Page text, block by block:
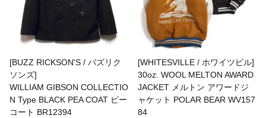
[BUZZ RICKSON'S / バズリク
ソンズ]
WILLIAM GIBSON COLLECTIO
N Type BLACK PEA COAT ピー
コート BR12394
[WHITESVILLE / ホワイツビル]
30oz. WOOL MELTON AWARD
JACKET メルトン アワードジ
ャケット POLAR BEAR WV157
84
modAS
Maggie's Organics
MAGIC NUMBER